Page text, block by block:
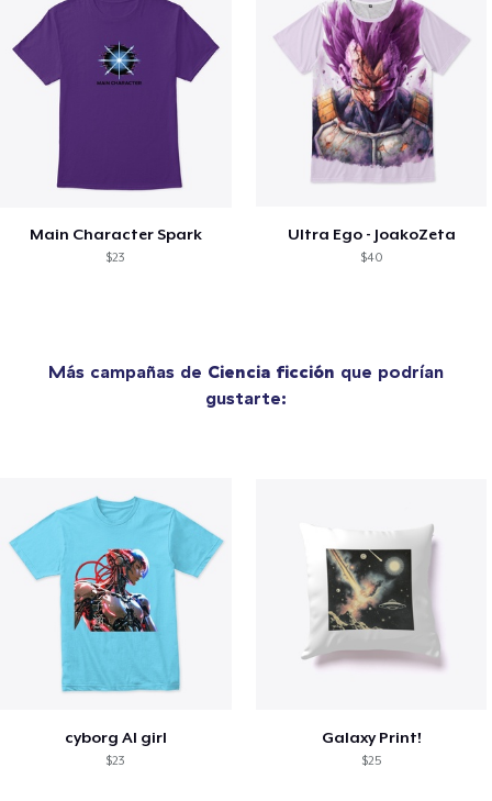
Main Character Spark
$23
Ultra Ego - JoakoZeta
$40
Más campañas de Ciencia ficción que podrían
gustarte:
cyborg AI girl
$23
Galaxy Print!
$25